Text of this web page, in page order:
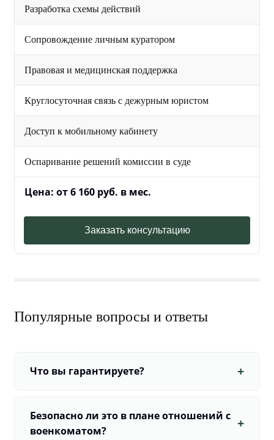
Разработка схемы действий
Сопровождение личным куратором
Правовая и медицинская поддержка
Круглосуточная связь с дежурным юристом
Доступ к мобильному кабинету
Оспаривание решений комиссии в суде
Цена: от 6 160 руб. в мес.
Заказать консультацию
Популярные вопросы и ответы
Что вы гарантируете?
Безопасно ли это в плане отношений с
военкоматом?